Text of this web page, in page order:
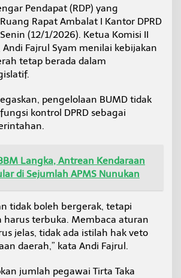
d
T
i
r
t
k
a
Pendapat (RDP) yang
Rapat Ambalat I Kantor DPRD
(12/1/2026). Ketua Komisi II
Andi Fajrul Syam menilai kebijakan
tetap berada dalam
pengelolaan BUMD tidak
kontrol DPRD sebagai
Langka, Antrean Kendaraan
di Sejumlah APMS Nunukan
tidak boleh bergerak, tetapi
harus terbuka. Membaca aturan
jelas, tidak ada istilah hak veto
daerah,” kata Andi Fajrul.
jumlah pegawai Tirta Taka